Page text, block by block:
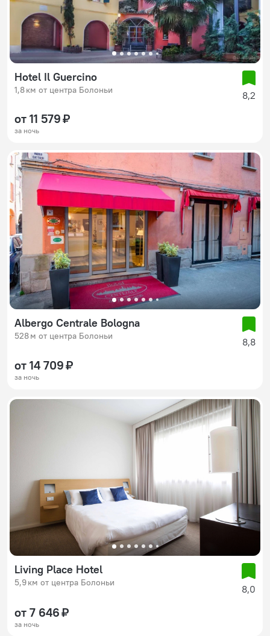
Hotel Il Guercino
1,8 км от центра Болоньи 8,2
от 11 579 ₽
за ночь
Albergo Centrale Bologna
528 м от центра Болоньи 8,8
от 14 709 ₽
за ночь
Living Place Hotel
5,9 км от центра Болоньи
8,0
от 7 646 ₽
за ночь